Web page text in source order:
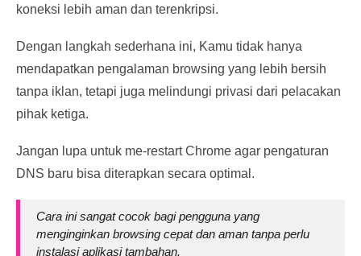
koneksi lebih aman dan terenkripsi.
Dengan langkah sederhana ini, Kamu tidak hanya
mendapatkan pengalaman browsing yang lebih bersih
tanpa iklan, tetapi juga melindungi privasi dari pelacakan
pihak ketiga.
Jangan lupa untuk me-restart Chrome agar pengaturan
DNS baru bisa diterapkan secara optimal.
Cara ini sangat cocok bagi pengguna yang
menginginkan browsing cepat dan aman tanpa perlu
instalasi aplikasi tambahan.